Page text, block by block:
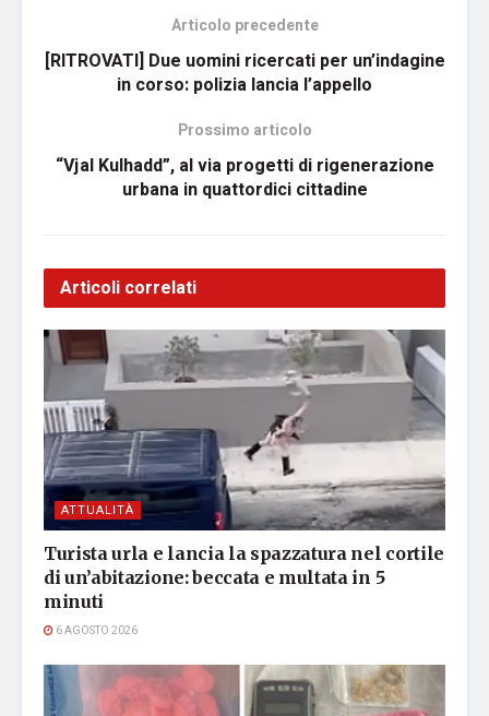
Articolo precedente
[RITROVATI] Due uomini ricercati per un’indagine
in corso: polizia lancia l’appello
Prossimo articolo
“Vjal Kulhadd”, al via progetti di rigenerazione
urbana in quattordici cittadine
Articoli correlati
ATTUALITÀ
Turista urla e lancia la spazzatura nel cortile
di un’abitazione: beccata e multata in 5
minuti
6 AGOSTO 2026